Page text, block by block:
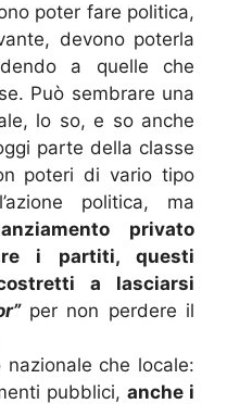
poter fare politica,
devono poterla
a quelle che
Può sembrare una
lo so, e so anche
parte della classe
poteri di vario tipo
politica, ma
privato
i partiti, questi
a lasciarsi
per non perdere il
che locale:
pubblici, anche i